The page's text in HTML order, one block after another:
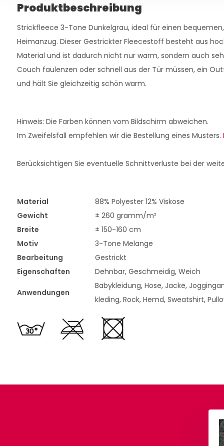
Produktbeschreibung
Strickfleece 3-Tone Dunkelgrau, ideal für einen
Heimanzug. Dieser Gestrickter Fleecestoff besteht aus
Material und ist dadurch nicht nur warm, sondern auch
Couch faulenzen oder schnell aus der Tür müssen, ein
und hält Sie gleichzeitig schön warm.
Hinweis: Die Farben können vom Bildschirm abweichen.
Im Zweifelsfall empfehlen wir die Bestellung eines Musters.
Berücksichtigen Sie eventuelle Schnittverluste bei der
Material
88% Polyester 12% Viskose
Gewicht
± 260 gramm/m²
Breite
± 150-160 cm
Motiv
3-Tone Melange
Bearbeitung
Gestrickt
Eigenschaften
Dehnbar, Geschmeidig, Weich
Anwendungen
Babykleidung, Hose, Jacke,
kleding, Rock, Hemd, Sweatshirt,